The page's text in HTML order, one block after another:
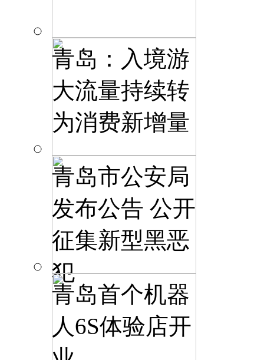
青岛：入境游
大流量持续转
为消费新增量
青岛市公安局
发布公告 公开
征集新型黑恶
犯
青岛首个机器
人6S体验店开